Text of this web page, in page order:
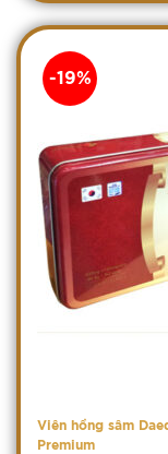
Viên hồng sâm
Premium
-19%